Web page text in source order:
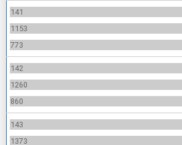
141
1153
773
142
1260
860
143
1373